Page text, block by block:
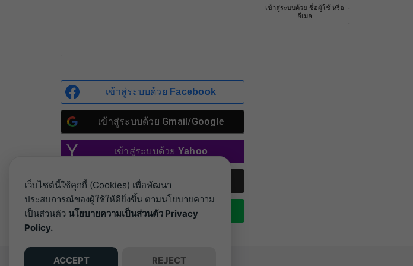
เข้าสู่ระบบด้วย ชื่อผู้ใช้ หรือ
อีเมล
เข้าสู่ระบบด้วย Facebook
เข้าสู่ระบบด้วย Gmail/Google
เข้าสู่ระบบด้วย Yahoo
เข้าสู่ระบบด้วย hotmail, outlook
เข้าสู่ระบบด้วยLine
เว็บไซต์นี้ใช้คุกกี้ (Cookies) เพื่อพัฒนา
ประสบการณ์ของผู้ใช้ให้ดียิ่งขึ้น ตามนโยบายความ
เป็นส่วนตัว นโยบายความเป็นส่วนตัว Privacy
Policy.
ACCEPT REJECT